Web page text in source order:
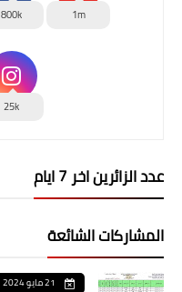
1m
800k
25k
عدد الزائرين اخر 7 ايام
المشاركات الشائعة
21 مايو 2024